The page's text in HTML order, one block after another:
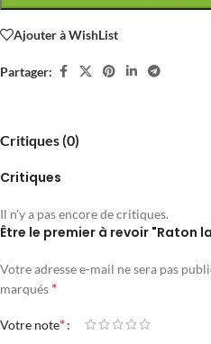
Ajouter à WishList
Partager:
Critiques (0)
Critiques
Il n'y a pas encore de critiques.
Être le premier à revoir "Raton
Votre adresse e-mail ne sera pas
marqués *
Votre note*